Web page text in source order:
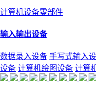
计算机设备零部件
输入输出设备
数据录入设备 手写式输入
设备 计算机绘图设备 计算